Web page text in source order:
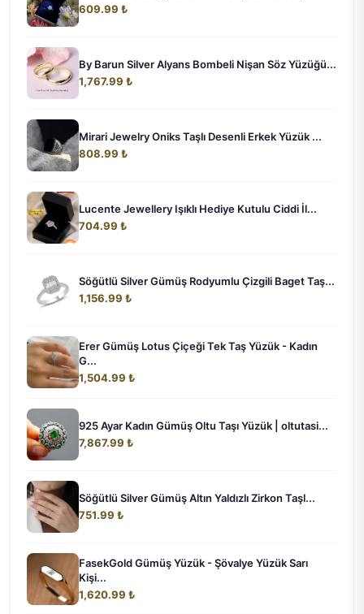
609.99 ₺
By Barun Silver Alyans Bombeli Nişan Söz Yüzüğü...
1,767.99 ₺
Mirari Jewelry Oniks Taşlı Desenli Erkek Yüzük ...
808.99 ₺
Lucente Jewellery Işıklı Hediye Kutulu Ciddi İl...
704.99 ₺
Söğütlü Silver Gümüş Rodyumlu Çizgili Baget Taş...
1,156.99 ₺
Erer Gümüş Lotus Çiçeği Tek Taş Yüzük - Kadın
G...
1,504.99 ₺
925 Ayar Kadın Gümüş Oltu Taşı Yüzük | oltutasi...
7,867.99 ₺
Söğütlü Silver Gümüş Altın Yaldızlı Zirkon Taşl...
751.99 ₺
FasekGold Gümüş Yüzük - Şövalye Yüzük Sarı
Kişi...
1,620.99 ₺